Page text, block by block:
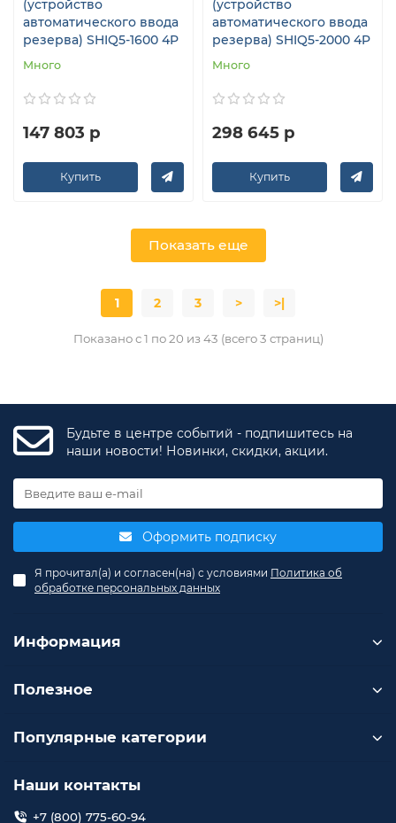
(устройство
автоматического ввода
резерва) SHIQ5-1600 4P
Много
147 803 р
Купить
(устройство
автоматического ввода
резерва) SHIQ5-2000 4P
Много
298 645 р
Купить
Показать еще
1 2 3 > >|
Показано с 1 по 20 из 43 (всего 3 страниц)
Будьте в центре событий - подпишитесь на
наши новости! Новинки, скидки, акции.
Оформить подписку
Я прочитал(а) и согласен(на) с условиями Политика об
обработке персональных данных
Информация
Полезное
Популярные категории
Наши контакты
+7 (800) 775-60-94